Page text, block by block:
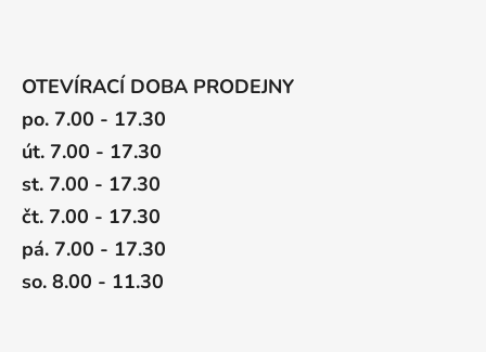
OTEVÍRACÍ DOBA PRODEJNY
po. 7.00 - 17.30
út. 7.00 - 17.30
st. 7.00 - 17.30
čt. 7.00 - 17.30
pá. 7.00 - 17.30
so. 8.00 - 11.30